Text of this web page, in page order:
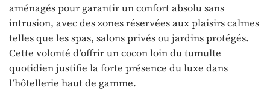
aménagés pour garantir un confort absolu sans
intrusion, avec des zones réservées aux plaisirs calmes
telles que les spas, salons privés ou jardins protégés.
Cette volonté d’offrir un cocon loin du tumulte
quotidien justifie la forte présence du luxe dans
l’hôtellerie haut de gamme.